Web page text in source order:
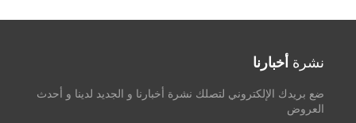
نشرة أخبارنا
ضع بريدك الإلكتروني لتصلك نشرة أخبارنا و الجديد لدينا و أحدث
العروض